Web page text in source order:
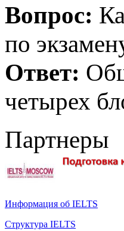
Вопрос:
по
Ответ:
четырех
Партнеры
Информация об IELTS
Структура IELTS